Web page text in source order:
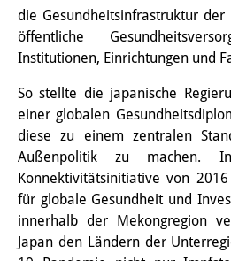
Abgeschlossene
DIJ Forum
DIJ Study Group
Thematische
die Gesundheitsinfrastruktur
öffentliche
Institutionen, Einrichtungen und
So stellte die japanische
einer globalen
diese zu einem zentralen
Außenpolitik zu machen.
Konnektivitätsinitiative von
für globale Gesundheit und
innerhalb der Mekongregion
Japan den Ländern der